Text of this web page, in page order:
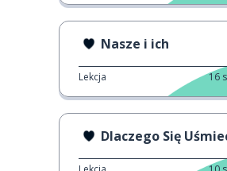
Nasze i ich
Lekcja 16
Dlaczego Się